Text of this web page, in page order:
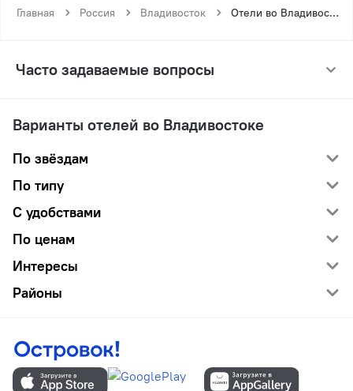
Главная Россия Владивосток Отели во Владивостоке по рейтингу
Часто задаваемые вопросы
Варианты отелей во Владивостоке
По звёздам
По типу
С удобствами
По ценам
Интересы
Районы